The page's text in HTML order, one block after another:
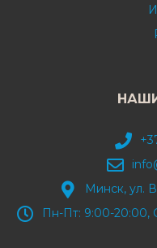
Минск, ул.
Пн-Пт: 9:00-20:00,